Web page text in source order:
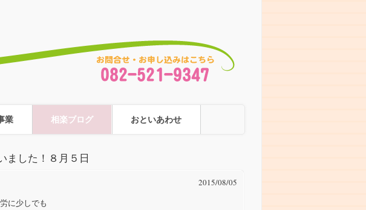
業 相楽ブログ おといあわせ
ました！８月５日
2015/08/05
に少しでも